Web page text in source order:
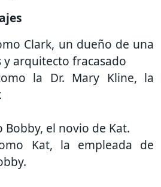
Clark, un dueño de una
arquitecto fracasado
la Dr. Mary Kline, la
el novio de Kat.
Kat, la empleada de